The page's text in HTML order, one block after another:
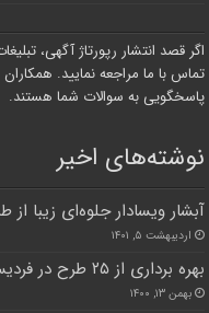
اگر قصد انتشار رپورتاژ آگهی،
تماس با ما مراجعه نمایید.
پاسخگویی به سوالات شما هستند.
نوشته‌های اخیر
آبشار ویسادار جلوه‌ای زیبا
اردیبهشت ۵, ۱۴۰۱
بهره برداری از ۲۵ طرح در فردیس به مناسبت دهه فجر
بهمن ۱۳, ۱۴۰۰